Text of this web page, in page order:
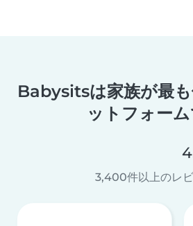
Babysitsは家族が最
ットフォー
3,400件以上のレ